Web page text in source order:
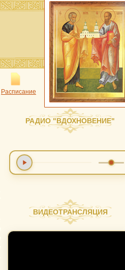
Расписание
РАДИО "ВДОХНОВЕНИЕ"
ВИДЕОТРАНСЛЯЦИЯ